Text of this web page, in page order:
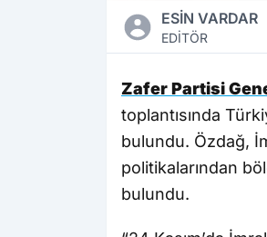
ESİN VARDAR
EDİTÖR
Zafer Partisi
toplantısında
bulundu. Özdağ,
politikalarından
bulundu.